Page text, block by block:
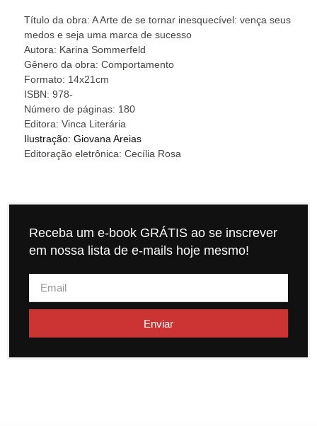
Título da obra: A Arte de se tornar inesquecível: vença seus
medos e seja uma marca de sucesso
Autora: Karina Sommerfeld
Gênero da obra: Comportamento
Formato: 14x21cm
ISBN: 978-
Número de páginas: 180
Editora: Vinca Literária
Ilustração: Giovana Areias
Editoração eletrônica: Cecília Rosa
Receba um e-book GRÁTIS ao se inscrever
em nossa lista de e-mails hoje mesmo!
Enviar